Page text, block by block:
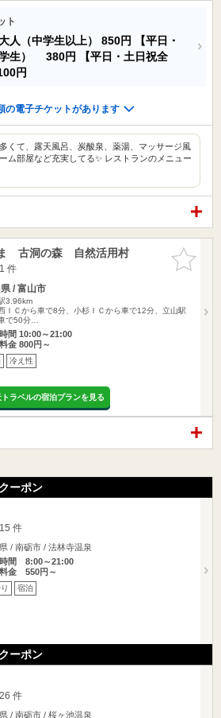
ト
人（中学生以上） 850円
【平日・
学生） 380円
【平日・土日祝全
円
の電子チケットがあります
くて、露天風呂、炭酸泉、薬湯、マッサージ風
ム部屋など充実してる✨ レストランのメニュー
お気に入
りに追加
古洞の森 自然活用村
件
/ 富山市
3.96km
ＩＣから車で8分、小杉ＩＣから車で12分、立山駅
で50分…
間 10:00～21:00
金 800円～
冷え性
トラベルの宿泊プランを見る
ーポン
件
/ 南砺市 / 法林寺温泉
間 8:00～21:00
金 550円～
宿泊
ーポン
件
/ 南砺市 / 桜ヶ池温泉